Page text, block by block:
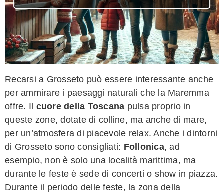
Recarsi a Grosseto può essere interessante anche
per ammirare i paesaggi naturali che la Maremma
offre. Il cuore della Toscana pulsa proprio in
queste zone, dotate di colline, ma anche di mare,
per un’atmosfera di piacevole relax. Anche i dintorni
di Grosseto sono consigliati: Follonica, ad
esempio, non è solo una località marittima, ma
durante le feste è sede di concerti o show in piazza.
Durante il periodo delle feste, la zona della